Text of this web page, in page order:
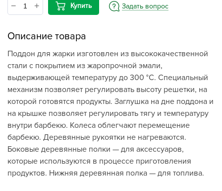
Купить Задать вопрос
Описание товара
Поддон для жарки изготовлен из высококачественной
стали с покрытием из жаропрочной эмали,
выдерживающей температуру до 300 °C. Специальный
механизм позволяет регулировать высоту решетки, на
которой готовятся продукты. Заглушка на дне поддона и
на крышке позволяет регулировать тягу и температуру
внутри барбекю. Колеса облегчают перемещение
барбекю. Деревянные рукоятки не нагреваются.
Боковые деревянные полки — для аксессуаров,
которые используются в процессе приготовления
продуктов. Нижняя деревянная полка — для топлива.